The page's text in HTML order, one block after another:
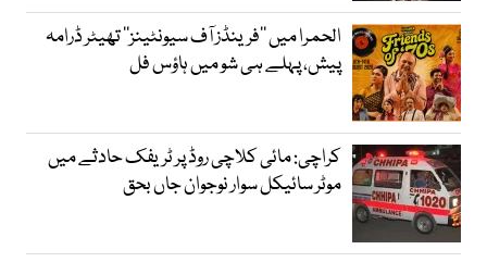
الحمرا میں ’’فرینڈز آف سیونٹینز‘‘ تھیٹر ڈرامہ
پیش، پہلے ہی شو میں ہاؤس فل
کراچی: مائی کلاچی روڈ پر ٹریفک حادثے میں
موٹر سائیکل سوار نوجوان جاں بحق